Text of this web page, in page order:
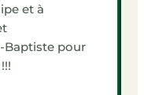
et à
Baptiste pour